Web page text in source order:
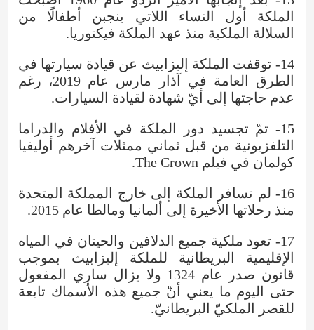
الملكة أول النساء اللاتي ينجبن أطفالًا من
السلالة الملكية منذ عهد الملكة فيكتوريا.
14- توقفت الملكة إليزابيث عن قيادة سيارتها في
الطرق العامة في آذار مارس عام 2019، رغم
عدم حاجتها إلى أيّ شهادة لقيادة السيارات.
15- تمّ تجسيد دور الملكة في الأفلام والدراما
التلفزيونية من قبل ثماني ممثلات آخرهم أوليفيا
كولمان في فيلم The Crown.
16- لم تسافر الملكة إلى خارج المملكة المتحدة
منذ رحلاتها الأخيرة إلى ألمانيا ومالطا عام 2015.
17- تعود ملكية جميع الدلافين والحيتان في المياه
الإقليمية البريطانية للملكة إليزابيث بموجب
قانون صدر عام 1324 ولا يزال ساري المفعول
حتى اليوم ما يعني أنّ جميع هذه الأسماك تابعة
للقصر الملكيّ البريطانيّ.